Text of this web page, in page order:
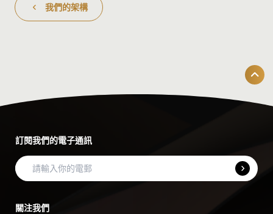
我們的架構
訂閱我們的電子通訊
關注我們